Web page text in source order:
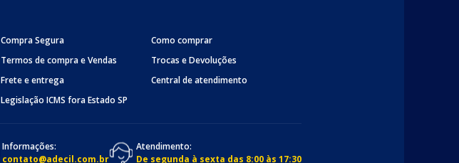
Compra Segura
Como comprar
Termos de compra e Vendas
Trocas e Devoluções
Frete e entrega
Central de atendimento
Legislação ICMS fora Estado SP
Informações:
contato@adecil.com.br
Atendimento:
De segunda à sexta das 8:00 às 17:30